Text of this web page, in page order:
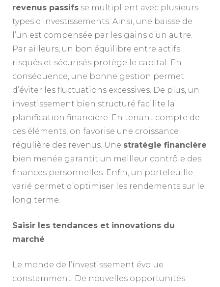
revenus passifs se multiplient avec plusieurs
types d’investissements. Ainsi, une baisse de
l’un est compensée par les gains d’un autre.
Par ailleurs, un bon équilibre entre actifs
risqués et sécurisés protège le capital. En
conséquence, une bonne gestion permet
d’éviter les fluctuations excessives. De plus, un
investissement bien structuré facilite la
planification financière. En tenant compte de
ces éléments, on favorise une croissance
régulière des revenus. Une stratégie financière
bien menée garantit un meilleur contrôle des
finances personnelles. Enfin, un portefeuille
varié permet d’optimiser les rendements sur le
long terme.
Saisir les tendances et innovations du
marché
Le monde de l’investissement évolue
constamment. De nouvelles opportunités